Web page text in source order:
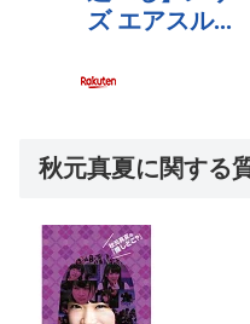
秋元真夏に関する